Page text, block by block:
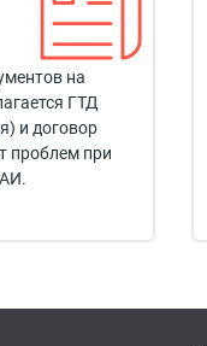
на
ГТД
и договор
проблем при